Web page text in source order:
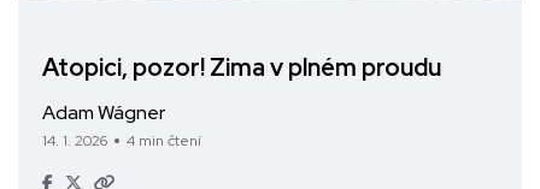
Atopici, pozor! Zima v plném proudu
Adam Wágner
14. 1. 2026 4 min čtení